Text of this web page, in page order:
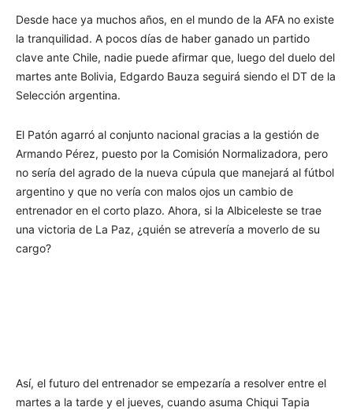
Desde hace ya muchos años, en el mundo de la AFA no existe
la tranquilidad. A pocos días de haber ganado un partido
clave ante Chile, nadie puede afirmar que, luego del duelo del
martes ante Bolivia, Edgardo Bauza seguirá siendo el DT de la
Selección argentina.
El Patón agarró al conjunto nacional gracias a la gestión de
Armando Pérez, puesto por la Comisión Normalizadora, pero
no sería del agrado de la nueva cúpula que manejará al fútbol
argentino y que no vería con malos ojos un cambio de
entrenador en el corto plazo. Ahora, si la Albiceleste se trae
una victoria de La Paz, ¿quién se atrevería a moverlo de su
cargo?
Así, el futuro del entrenador se empezaría a resolver entre el
martes a la tarde y el jueves, cuando asuma Chiqui Tapia